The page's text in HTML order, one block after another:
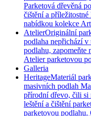
Parketová dřevěná
čištění a
nabídkou kolekce
AtelierOriginální
podlaha nepřichází
podlahu, zapomeňte
Atelier parketovou
Galleria
HeritageMateriál
masivních podlah
přírodní dřevo, čili si
leštění a čištění
parketovou podlahu.